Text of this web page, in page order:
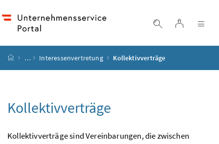
SucheLogin
Startseite
… Interessenvertretung Kollektivverträge
Kollektivverträge
Kollektivverträge sind Vereinbarungen, die zwischen